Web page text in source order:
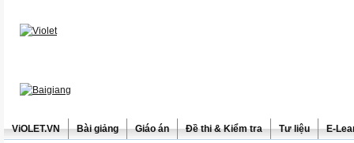
ViOLET.VN Bài giảng Giáo án Đề thi & Kiểm tra Tư liệu E-